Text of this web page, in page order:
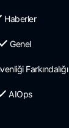
Haberler
Genel
Farkındalığı
AIOps